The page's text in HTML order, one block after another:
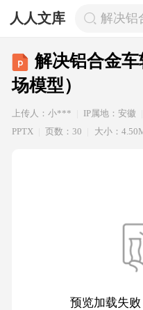
人人文库 解决铝
解决铝合金
场模型）
上传人：小*** IP属地：安徽
PPTX
页数：30 大小：
预览加载失